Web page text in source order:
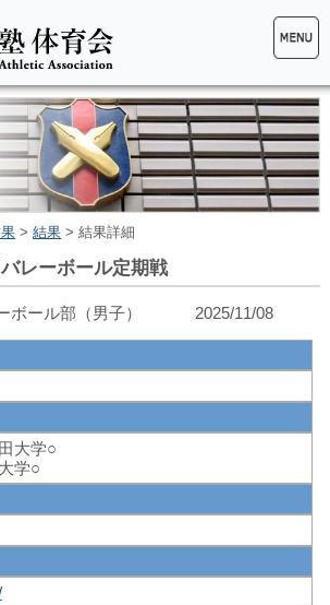
>結果 > 結果詳細
レーボール定期戦
ーボール部（男子） 2025/11/08
大学○
学○